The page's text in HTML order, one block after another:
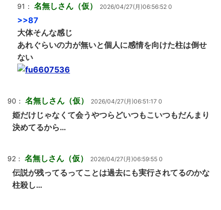
91： 名無しさん（仮） 2026/04/27(月)06:56:52 0
>>87
大体そんな感じ
あれぐらいの力が無いと個人に感情を向けた柱は倒せ
ない
90： 名無しさん（仮） 2026/04/27(月)06:51:17 0
姫だけじゃなくて会うやつらどいつもこいつもだんまり
決めてるから…
92： 名無しさん（仮） 2026/04/27(月)06:59:55 0
伝説が残ってるってことは過去にも実行されてるのかな
柱殺し…